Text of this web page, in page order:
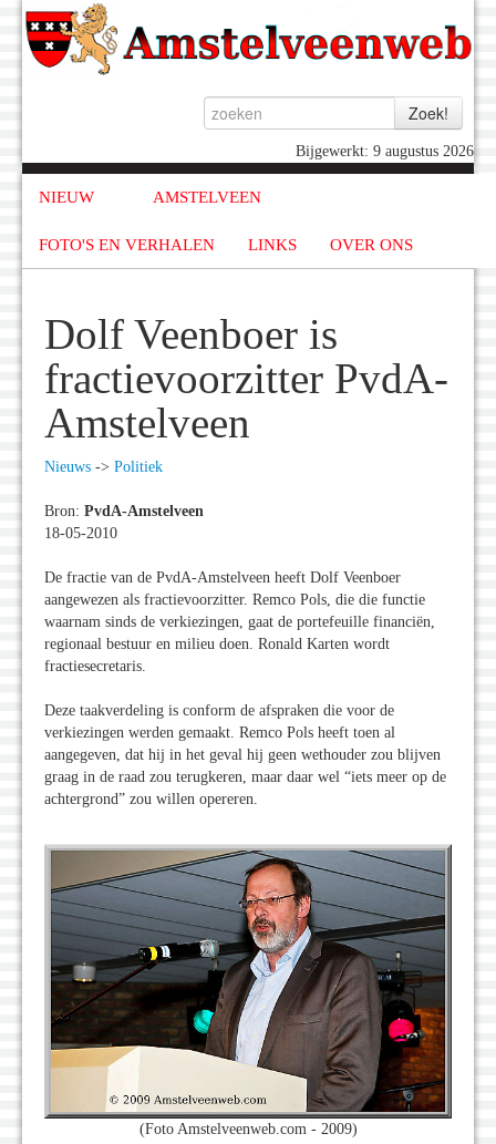
Bijgewerkt: 9 augustus 2026
NIEUW AMSTELVEEN
FOTO'S EN VERHALEN LINKS OVER ONS
Dolf Veenboer is
fractievoorzitter PvdA-
Amstelveen
Nieuws -> Politiek
Bron: PvdA-Amstelveen
18-05-2010
De fractie van de PvdA-Amstelveen heeft Dolf Veenboer
aangewezen als fractievoorzitter. Remco Pols, die die functie
waarnam sinds de verkiezingen, gaat de portefeuille financiën,
regionaal bestuur en milieu doen. Ronald Karten wordt
fractiesecretaris.
Deze taakverdeling is conform de afspraken die voor de
verkiezingen werden gemaakt. Remco Pols heeft toen al
aangegeven, dat hij in het geval hij geen wethouder zou blijven
graag in de raad zou terugkeren, maar daar wel “iets meer op de
achtergrond” zou willen opereren.
(Foto Amstelveenweb.com - 2009)